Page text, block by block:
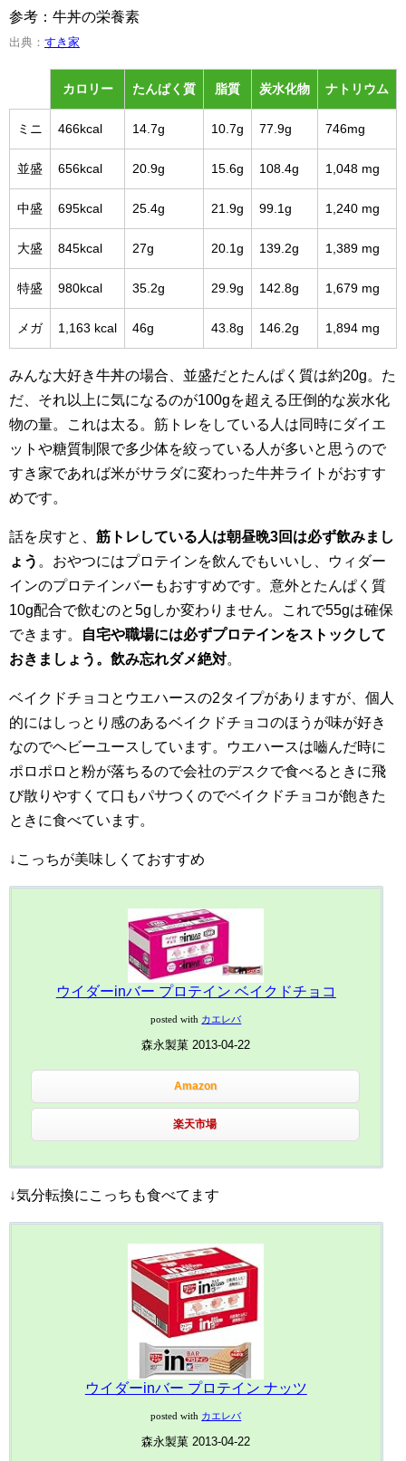
参考：牛丼の栄養素
出典： すき家
カロリー たんぱく質 脂質 炭水化物 ナトリウム
ミニ 466kcal 14.7g 10.7g 77.9g 746mg
並盛 656kcal 20.9g 15.6g 108.4g 1,048 mg
中盛 695kcal 25.4g 21.9g 99.1g 1,240 mg
大盛 845kcal 27g 20.1g 139.2g 1,389 mg
特盛 980kcal 35.2g 29.9g 142.8g 1,679 mg
メガ 1,163 kcal 46g 43.8g 146.2g 1,894 mg
みんな大好き牛丼の場合、並盛だとたんぱく質は約20g。た
だ、それ以上に気になるのが100gを超える圧倒的な炭水化
物の量。これは太る。筋トレをしている人は同時にダイエ
ットや糖質制限で多少体を絞っている人が多いと思うので
すき家であれば米がサラダに変わった牛丼ライトがおすす
めです。
話を戻すと、 筋トレしている人は朝昼晩3回は必ず飲みまし
ょう 。おやつにはプロテインを飲んでもいいし、ウィダー
インのプロテインバーもおすすめです。意外とたんぱく質
10g配合で飲むのと5gしか変わりません。これで55gは確保
できます。
自宅や職場には必ずプロテインをストックして
おきましょう。飲み忘れダメ絶対。
ベイクドチョコとウエハースの2タイプがありますが、個人
的にはしっとり感のあるベイクドチョコのほうが味が好き
なのでヘビーユースしています。ウエハースは嚙んだ時に
ポロポロと粉が落ちるので会社のデスクで食べるときに飛
び散りやすくて口もパサつくのでベイクドチョコが飽きた
ときに食べています。
↓こっちが美味しくておすすめ
ウイダーinバー プロテイン ベイクドチョコ
posted with カエレバ
森永製菓 2013-04-22
Amazon
楽天市場
↓気分転換にこっちも食べてます
ウイダーinバー プロテイン ナッツ
posted with カエレバ
森永製菓 2013-04-22